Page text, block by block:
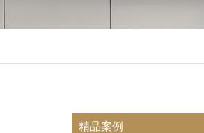
精品案例